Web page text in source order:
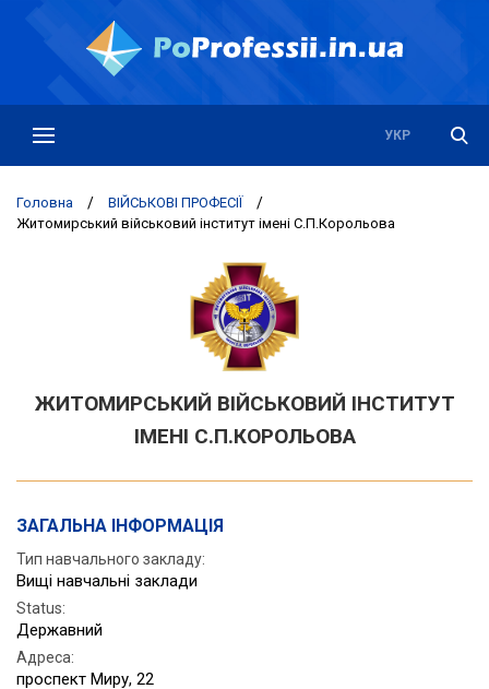
РУС
УКР
Головна / ВІЙСЬКОВІ ПРОФЕСІЇ /
Житомирський вiйськовий iнститут iменi С.П.Корольова
ЖИТОМИРСЬКИЙ ВIЙСЬКОВИЙ IНСТИТУТ
IМЕНI С.П.КОРОЛЬОВА
ЗАГАЛЬНА ІНФОРМАЦІЯ
Тип навчального закладу:
Вищі навчальні заклади
Status:
Державний
Адреса:
проспект Миру, 22